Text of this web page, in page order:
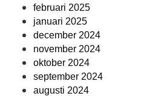
februari 2025
januari 2025
december 2024
november 2024
oktober 2024
september 2024
augusti 2024